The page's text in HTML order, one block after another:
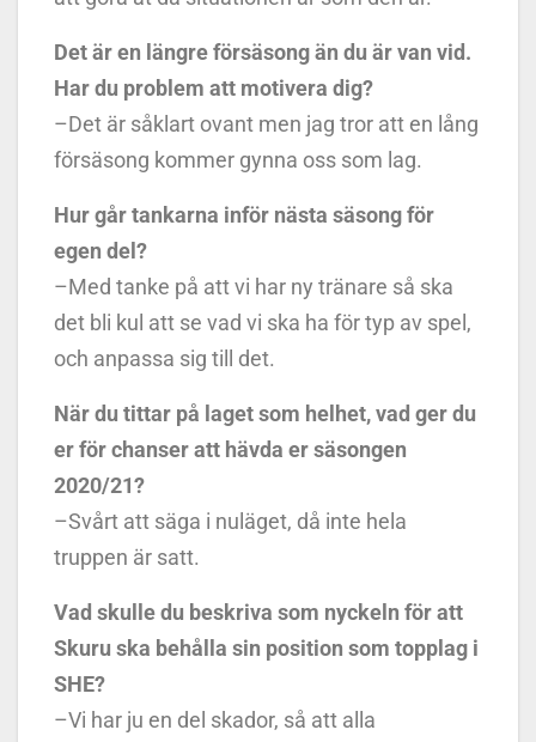
Det är en längre försäsong än du är van vid.
Har du problem att motivera dig?
–Det är såklart ovant men jag tror att en lång
försäsong kommer gynna oss som lag.
Hur går tankarna inför nästa säsong för
egen del?
–Med tanke på att vi har ny tränare så ska
det bli kul att se vad vi ska ha för typ av spel,
och anpassa sig till det.
När du tittar på laget som helhet, vad ger du
er för chanser att hävda er säsongen
2020/21?
–Svårt att säga i nuläget, då inte hela
truppen är satt.
Vad skulle du beskriva som nyckeln för att
Skuru ska behålla sin position som topplag i
SHE?
–Vi har ju en del skador, så att alla